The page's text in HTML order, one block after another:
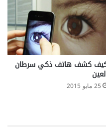
كشف هاتف ذكي سرطان
25 مايو 2015